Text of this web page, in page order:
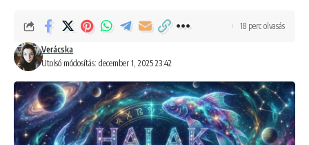
Utolsó módosítás: december 1, 2025 23:42
Verácska
18 perc olvasás